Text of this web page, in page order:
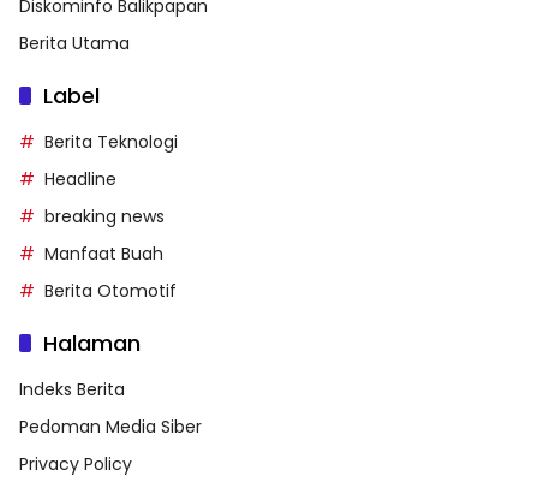
Diskominfo Balikpapan
Berita Utama
Label
Berita Teknologi
Headline
breaking news
Manfaat Buah
Berita Otomotif
Halaman
Indeks Berita
Pedoman Media Siber
Privacy Policy